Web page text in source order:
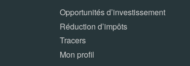
Opportunités d’investissement
Réduction d’impôts
Tracers
Mon profil